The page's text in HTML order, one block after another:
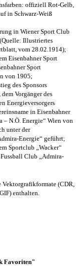
offiziell Rot-Gelb,
in Schwarz-Weiß
in Wiener Sport Club
Illustriertes
vom 28.02.1914);
Eisenbahner Sport
Sport
von 1905;
des Sponsors
dem Vorgänger des
Energieversorgers
in Eisenbahner
– N.Ö. Energie“ Wien von
unter der
Energie“ geführt;
Sportclub „Wacker“
Club „Admira-
(CDR,
enthalten.
Favoriten"